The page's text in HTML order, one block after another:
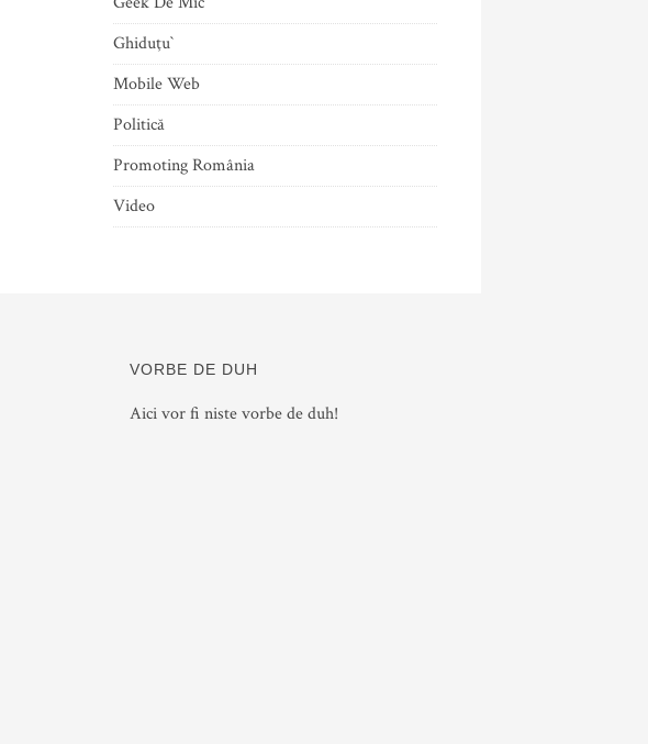
Ghiduţu`
Mobile Web
Politică
Promoting România
Video
VORBE DE DUH
Aici vor fi niste vorbe de duh!